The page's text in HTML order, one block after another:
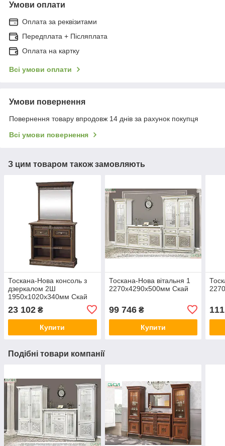
Умови оплати
Оплата за реквізитами
Передплата + Післяплата
Оплата на картку
Всі умови оплати
Умови повернення
Повернення товару впродовж 14 днів за рахунок покупця
Всі умови повернення
З цим товаром також замовляють
Тоскана-Нова консоль з
дзеркалом 2Ш
1950х1020х340мм Скай
23 102 ₴
Купити
Тоскана-Нова вітальня 1
2270х4290х500мм Скай
99 746₴
Купити
Подібні товари компанії